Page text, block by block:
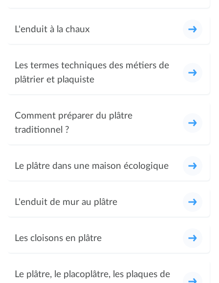
L'enduit à la chaux
Les termes techniques des métiers de
plâtrier et plaquiste
Comment préparer du plâtre
traditionnel ?
Le plâtre dans une maison écologique
L'enduit de mur au plâtre
Les cloisons en plâtre
Le plâtre, le placoplâtre, les plaques de